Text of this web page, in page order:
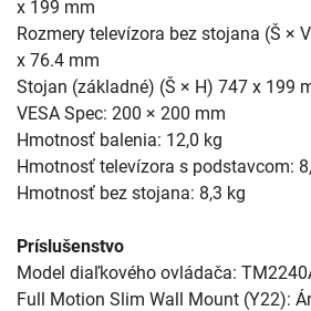
x 199 mm
Rozmery televízora bez stojana (Š ×
x 76.4 mm
Stojan (základné) (Š × H) 747 x 199
VESA Spec: 200 × 200 mm
Hmotnosť balenia: 12,0 kg
Hmotnosť televízora s podstavcom:
Hmotnosť bez stojana: 8,3 kg
Príslušenstvo
Model diaľkového ovládača:
Full Motion Slim Wall Mount (Y22):